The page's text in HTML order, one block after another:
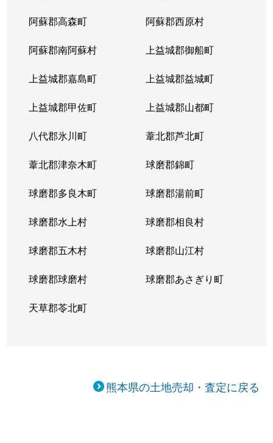
阿蘇郡高森町 阿蘇郡西原村
阿蘇郡南阿蘇村 上益城郡御船町
上益城郡嘉島町 上益城郡益城町
上益城郡甲佐町 上益城郡山都町
八代郡氷川町 葦北郡芦北町
葦北郡津奈木町 球磨郡錦町
球磨郡多良木町 球磨郡湯前町
球磨郡水上村 球磨郡相良村
球磨郡五木村 球磨郡山江村
球磨郡球磨村 球磨郡あさぎり町
天草郡苓北町
熊本県の土地売却・査定に戻る